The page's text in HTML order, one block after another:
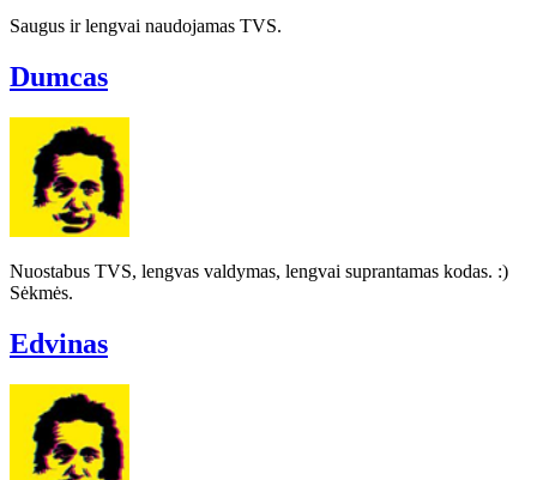
Saugus ir lengvai naudojamas TVS.
Dumcas
Nuostabus TVS, lengvas valdymas, lengvai suprantamas kodas. :)
Sėkmės.
Edvinas